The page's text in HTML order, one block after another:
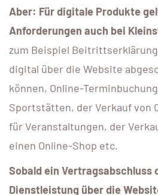
Aber: Für digitale Produkte
Anforderungen auch bei
zum Beispiel
digital über die Website
können, Online-
Sportstätten, der Verkauf von
für Veranstaltungen, der
einen Online-Shop etc.
Sobald ein Vertragsabschluss
Dienstleistung über die